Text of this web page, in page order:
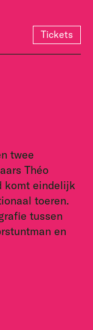
Tickets
twee
Théo
komt eindelijk
toeren.
tussen
en